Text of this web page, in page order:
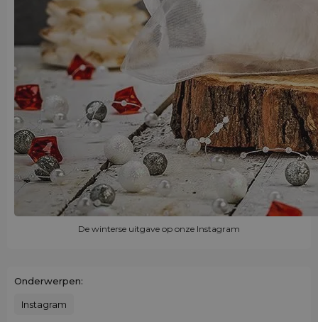
De winterse uitgave op onze Instagram
Onderwerpen:
Instagram